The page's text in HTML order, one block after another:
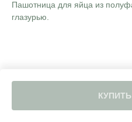
КУПИТЬ
Пашотница для яйца из
глазурью.